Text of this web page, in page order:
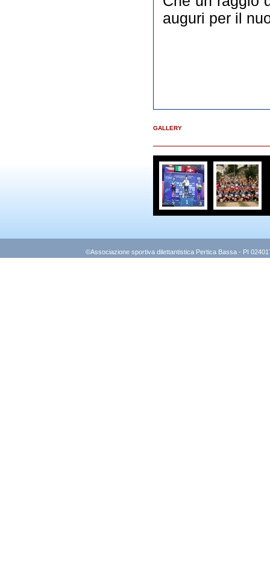
auguri per il
GALLERY
©Associazione sportiva dilettantistica Pertica Bassa - PI